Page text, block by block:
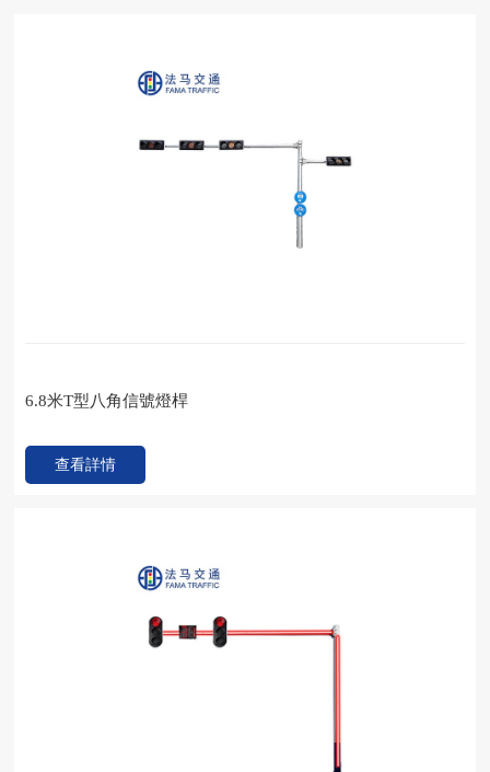
6.8米T型八角信號燈桿
查看詳情